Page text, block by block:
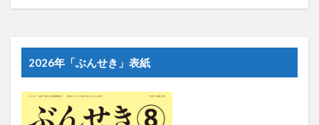
2026年「ぶんせき」表紙